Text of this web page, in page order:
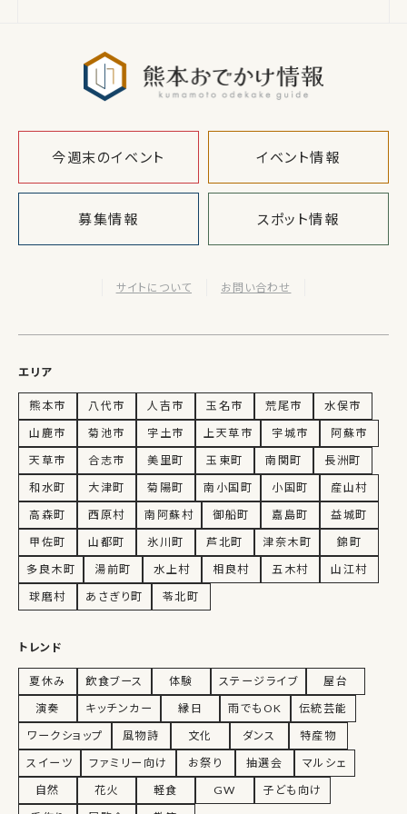
今週末のイベント イベント情報
募集情報 スポット情報
サイトについて お問い合わせ
エリア
熊本市 八代市 人吉市 玉名市 荒尾市
水俣市
山鹿市
菊池市 宇土市 上天草市 宇城市
阿蘇市
天草市
合志市 美里町 玉東町 南関町
長洲町
和水町
大津町 菊陽町 南小国町 小国町
産山村
高森町
西原村 南阿蘇村 御船町 嘉島町
益城町
甲佐町
山都町 氷川町 芦北町 津奈木町
錦町
多良木町
湯前町 水上村 相良村 五木村
山江村
球磨村
あさぎり町 苓北町
トレンド
夏休み 飲食ブース 体験 ステージライブ
屋台
演奏
キッチンカー 縁日 雨でもOK
伝統芸能
ワークショップ
風物詩 文化 ダンス
特産物
スイーツ
ファミリー向け お祭り 抽選会
マルシェ
自然
花火 軽食 GW
子ども向け